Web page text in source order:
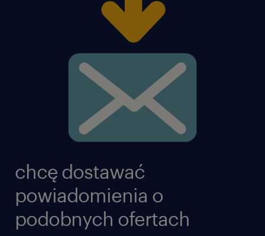
chcę dostawać
powiadomienia o
podobnych ofertach